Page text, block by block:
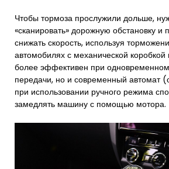
Чтобы тормоза прослужили дольше,
«сканировать» дорожную обстановку и
снижать скорость, используя
автомобилях с механической
более эффективен при
передачи, но и современный автомат
при использовании ручного режима
замедлять машину с помощью мотора.